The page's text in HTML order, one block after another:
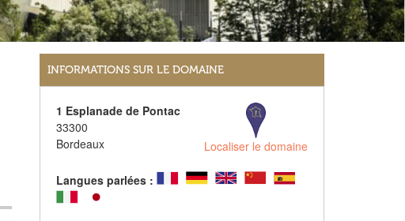
INFORMATIONS SUR LE DOMAINE
1 Esplanade de Pontac
33300
Bordeaux
Localiser le domaine
Langues parlées :